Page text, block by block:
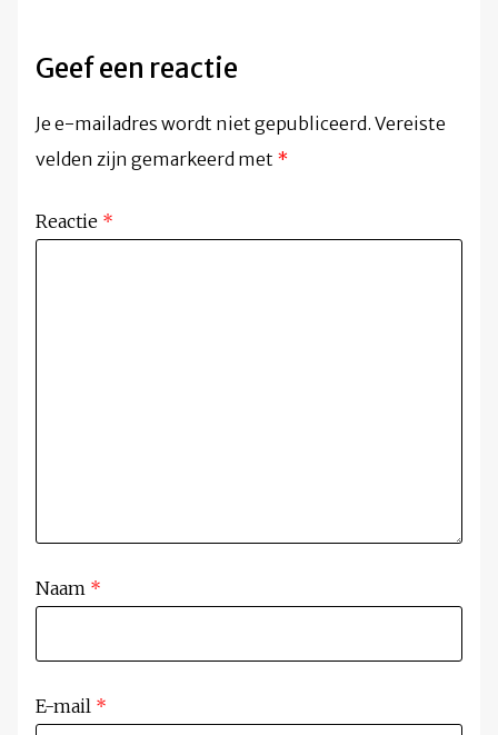
Geef een reactie
Je e-mailadres wordt niet gepubliceerd. Vereiste
velden zijn gemarkeerd met *
Reactie *
Naam *
E-mail *